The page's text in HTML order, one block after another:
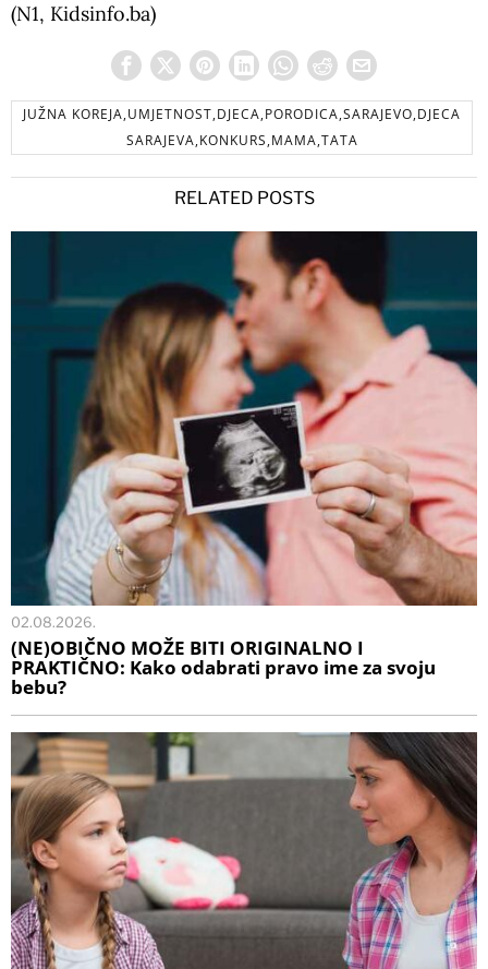
(N1, Kidsinfo.ba)
JUŽNA KOREJA,UMJETNOST,DJECA,PORODICA,SARAJEVO,DJECA
SARAJEVA,KONKURS,MAMA,TATA
RELATED POSTS
02.08.2026.
(NE)OBIČNO MOŽE BITI ORIGINALNO I
PRAKTIČNO: Kako odabrati pravo ime za svoju
bebu?